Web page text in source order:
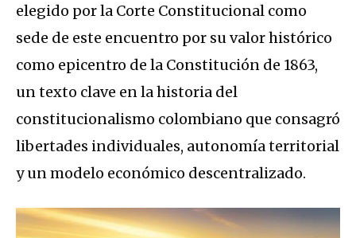
elegido por la Corte Constitucional como
sede de este encuentro por su valor histórico
como epicentro de la Constitución de 1863,
un texto clave en la historia del
constitucionalismo colombiano que consagró
libertades individuales, autonomía territorial
y un modelo económico descentralizado.